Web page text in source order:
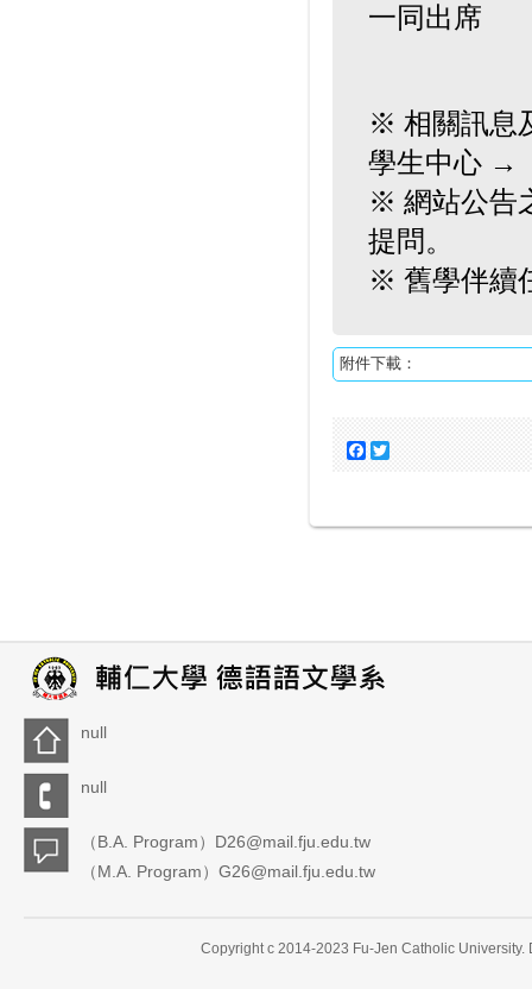
一同出席
※ 相關訊息
學生中心 →
※ 網站公告
提問。
※ 舊學伴續
附件下載：
Facebook
null
null
（B.A. Program）D26@mail.fju.edu.tw
（M.A. Program）G26@mail.fju.edu.tw
Copyright c 2014-2023 Fu-Jen Catholic